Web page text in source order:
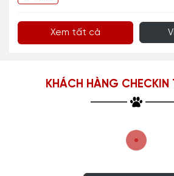
Xem tất cả
KHÁCH HÀNG CHECKIN